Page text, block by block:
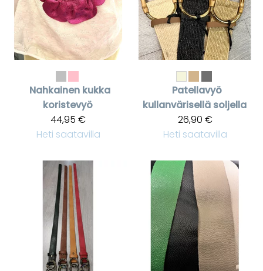
Nahkainen kukka
koristevyö
44,95 €
Heti saatavilla
Patellavyö
kullanvärisellä soljella
26,90 €
Heti saatavilla